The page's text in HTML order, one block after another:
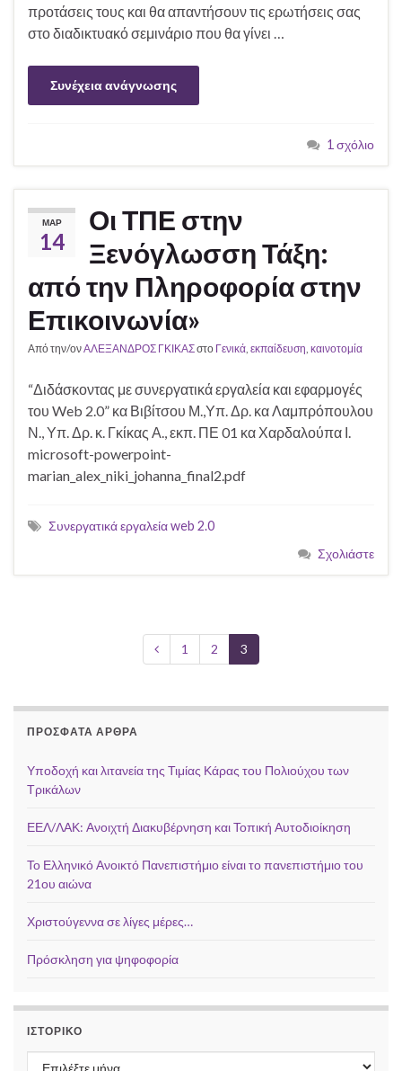
προτάσεις τους και θα απαντήσουν τις ερωτήσεις σας
στο διαδικτυακό σεμινάριο που θα γίνει …
Συνέχεια ανάγνωσης
1 σχόλιο
ΜΑΡ
14
Οι ΤΠΕ στην
Ξενόγλωσση Τάξη:
από την Πληροφορία στην
Επικοινωνία»
Από την/ονΑΛΕΞΑΝΔΡΟΣ ΓΚΙΚΑΣστο Γενικά, εκπαίδευση, καινοτομία
“Διδάσκοντας με συνεργατικά εργαλεία και εφαρμογές
του Web 2.0” κα Βιβίτσου Μ.,Υπ. Δρ. κα Λαμπρόπουλου
Ν., Υπ. Δρ. κ. Γκίκας Α., εκπ. ΠΕ 01 κα Χαρδαλούπα Ι.
microsoft-powerpoint-
marian_alex_niki_johanna_final2.pdf
Συνεργατικά εργαλεία web 2.0
Σχολιάστε
1 2 3
ΠΡΌΣΦΑΤΑ ΆΡΘΡΑ
Υποδοχή και λιτανεία της Τιμίας Κάρας του Πολιούχου των
Τρικάλων
ΕΕΛ/ΛΑΚ: Ανοιχτή Διακυβέρνηση και Τοπική Αυτοδιοίκηση
Το Ελληνικό Ανοικτό Πανεπιστήμιο είναι το πανεπιστήμιο του
21ου αιώνα
Χριστούγεννα σε λίγες μέρες…
Πρόσκληση για ψηφοφορία
ΙΣΤΟΡΙΚΌ
Ιστορικό